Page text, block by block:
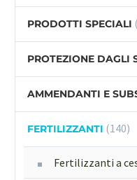
PRODOTTI SPECIALI
PROTEZIONE DAGLI
AMMENDANTI E
FERTILIZZANTI (140)
Fertilizzanti a